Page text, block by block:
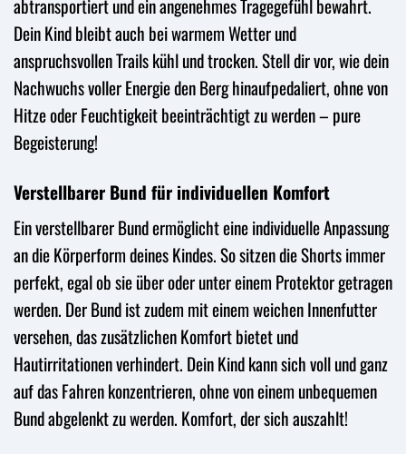
abtransportiert und ein angenehmes Tragegefühl bewahrt.
Dein Kind bleibt auch bei warmem Wetter und
anspruchsvollen Trails kühl und trocken. Stell dir vor, wie dein
Nachwuchs voller Energie den Berg hinaufpedaliert, ohne von
Hitze oder Feuchtigkeit beeinträchtigt zu werden – pure
Begeisterung!
Verstellbarer Bund für individuellen Komfort
Ein verstellbarer Bund ermöglicht eine individuelle Anpassung
an die Körperform deines Kindes. So sitzen die Shorts immer
perfekt, egal ob sie über oder unter einem Protektor getragen
werden. Der Bund ist zudem mit einem weichen Innenfutter
versehen, das zusätzlichen Komfort bietet und
Hautirritationen verhindert. Dein Kind kann sich voll und ganz
auf das Fahren konzentrieren, ohne von einem unbequemen
Bund abgelenkt zu werden. Komfort, der sich auszahlt!